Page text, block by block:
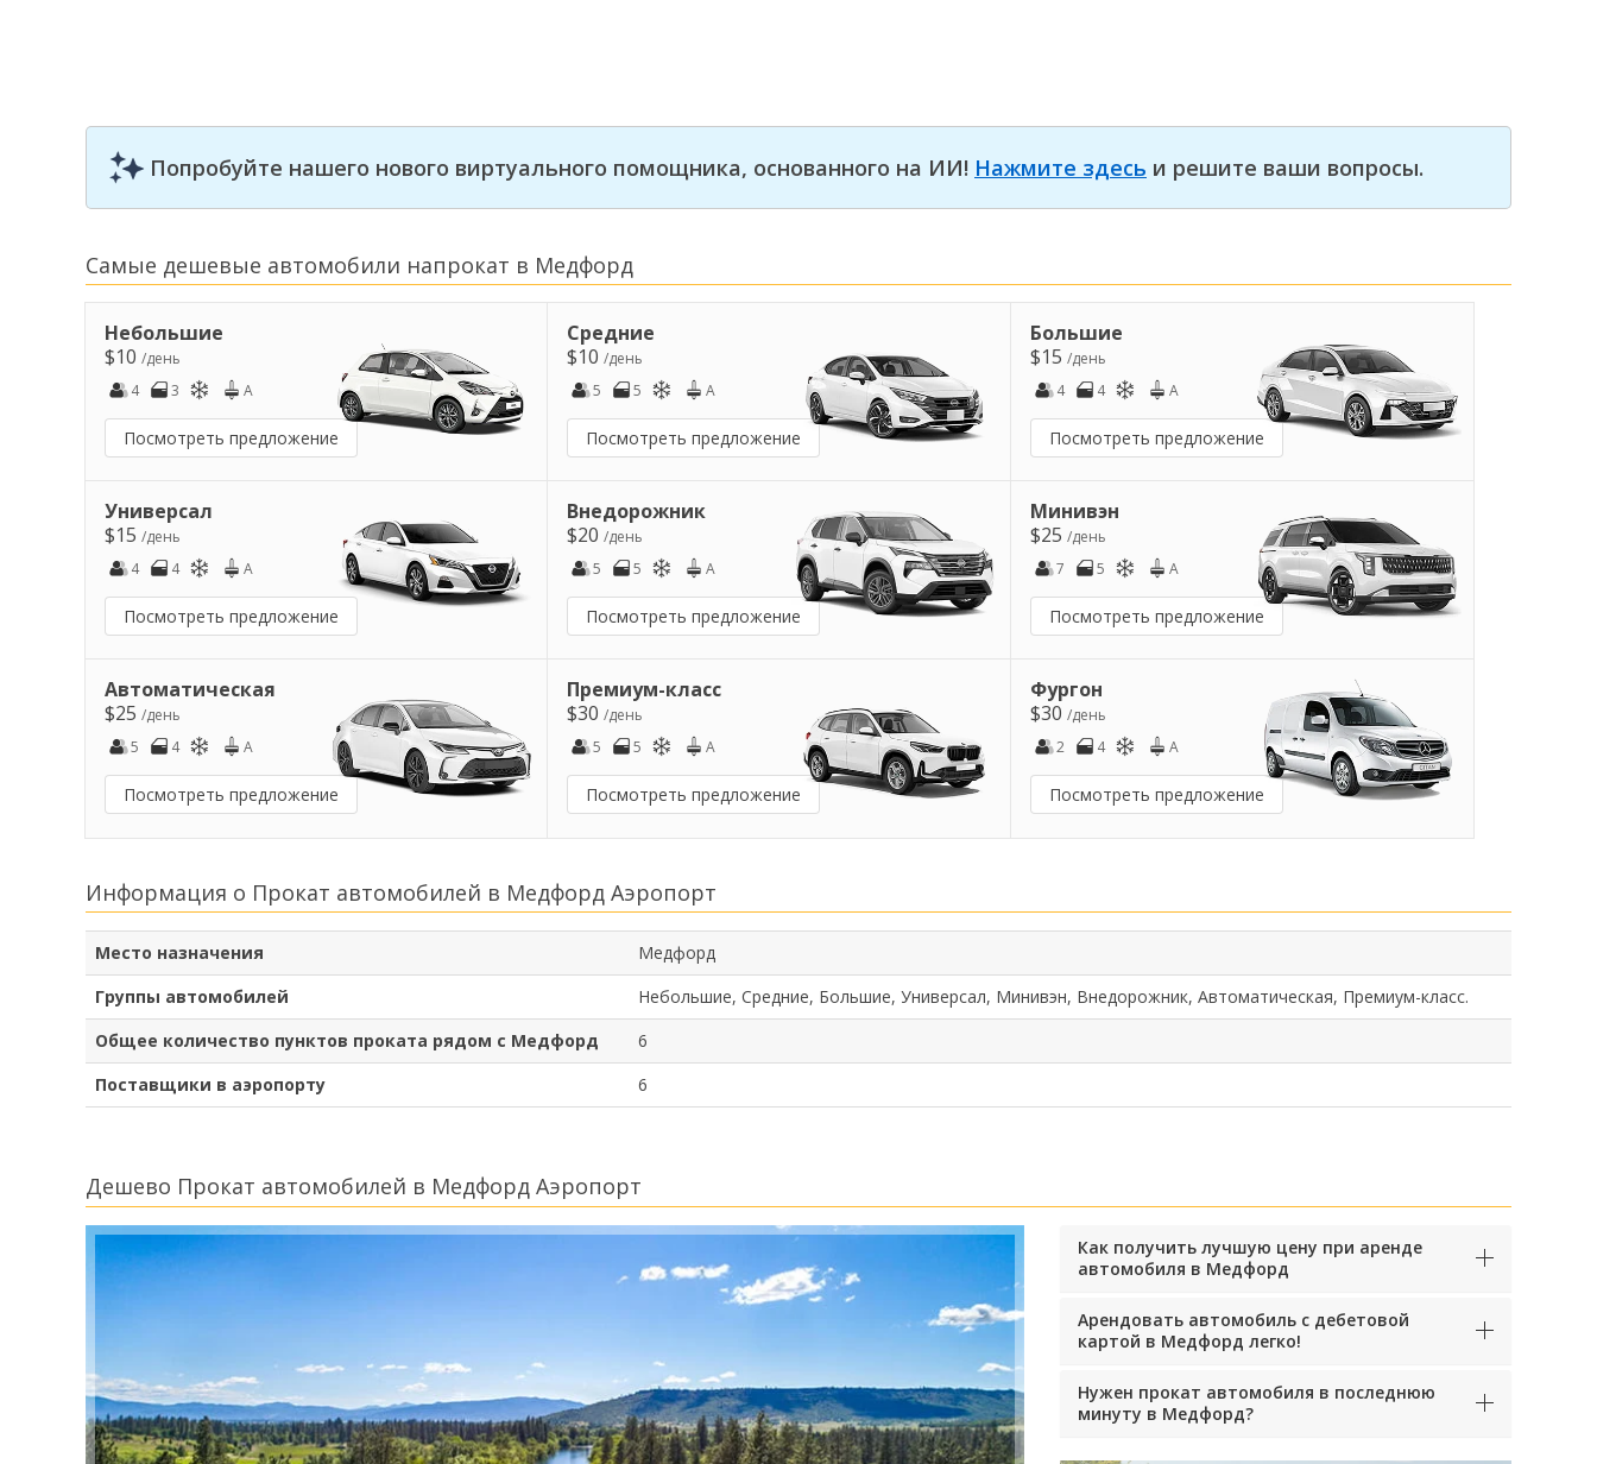
Попробуйте нашего нового виртуального помощника, основанного на ИИ! Нажмите здесь и решите ваши вопросы.
Самые дешевые автомобили напрокат в Медфорд
Небольшие
$10 /день
4
3 A
Посмотреть предложение
Средние
$10/день
5
5 A
Посмотреть предложение
Большие
$15 /день
4
4 A
Посмотреть предложение
Универсал
$15 /день
4
4 A
Посмотреть предложение
Внедорожник
$20/день
5
5 A
Посмотреть предложение
Минивэн
$25 /день
7
5 A
Посмотреть предложение
Автоматическая
$25 /день
5
4 A
Посмотреть предложение
Премиум-класс
$30/день
5
5 A
Посмотреть предложение
Фургон
$30 /день
2
4 A
Посмотреть предложение
Информация о Прокат автомобилей в Медфорд Аэропорт
Место назначения
Медфорд
Группы автомобилей
Небольшие, Средние, Большие, Универсал, Минивэн, Внедорожник, Автоматическая, Премиум-класс.
Общее количество пунктов проката рядом с Медфорд
6
Поставщики в аэропорту
6
Дешево Прокат автомобилей в Медфорд Аэропорт
Как получить лучшую цену при аренде
автомобиля в Медфорд
Арендовать автомобиль с дебетовой
картой в Медфорд легко!
Нужен прокат автомобиля в последнюю
минуту в Медфорд?